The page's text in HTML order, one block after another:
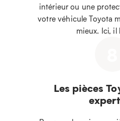
intérieur ou une
votre véhicule Toyota
mieux. Ici, il
Les pièces